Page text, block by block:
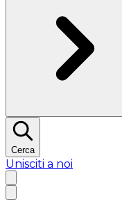
Cerca
Unisciti a noi